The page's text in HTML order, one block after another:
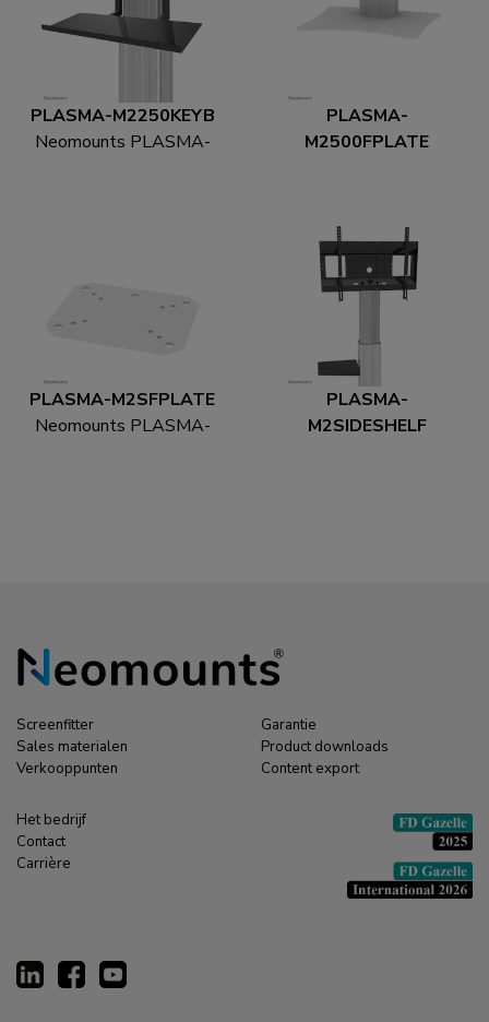
PLASMA-M2250KEYB
Neomounts PLASMA-
PLASMA-
M2500FPLATE
Vloerplaat
PLASMA-M2SFPLATE
Neomounts PLASMA-
PLASMA-
M2SIDESHELF
Screenfitter
Sales materialen
Verkooppunten
Garantie
Product downloads
Content export
Het bedrijf
Contact
Carrière